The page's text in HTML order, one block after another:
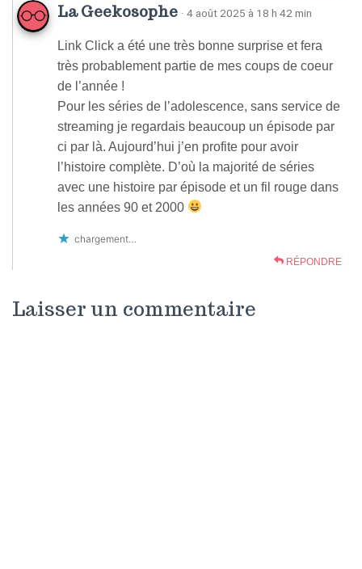
La Geekosophe · 4 août 2025 à 18 h 42 min
Link Click a été une très bonne surprise et fera
très probablement partie de mes coups de coeur
de l’année !
Pour les séries de l’adolescence, sans service de
streaming je regardais beaucoup un épisode par
ci par là. Aujourd’hui j’en profite pour avoir
l’histoire complète. D’où la majorité de séries
avec une histoire par épisode et un fil rouge dans
les années 90 et 2000
chargement…
RÉPONDRE
Laisser un commentaire